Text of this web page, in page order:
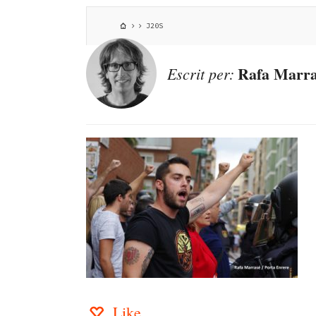
J20S
Escrit per: Rafa